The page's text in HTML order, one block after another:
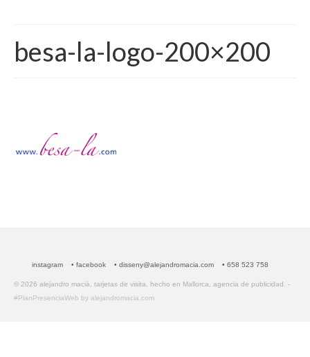
besa-la-logo-200×200
instagram • facebook • disseny@alejandromacia.com • 658 523 758
© 2026 alejandro macià, tarjetas de visita, hecho en Mallorca, agencia de publicidad. -
#PlanPresenciaWeb by alejandromacia.com